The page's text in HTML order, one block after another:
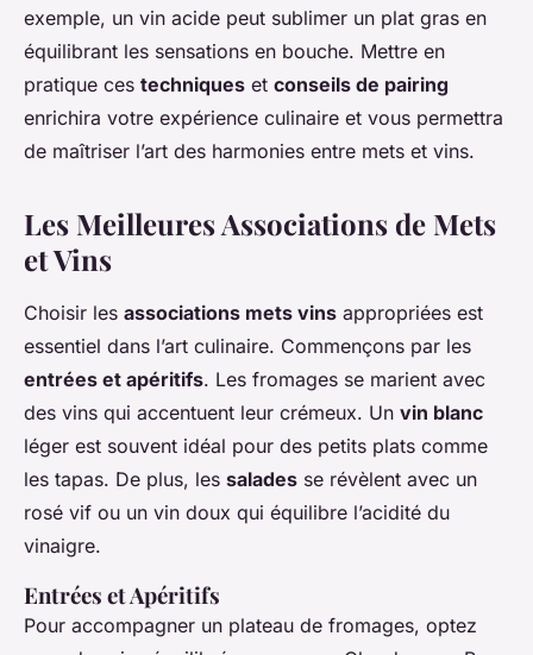
exemple, un vin acide peut sublimer un plat gras en
équilibrant les sensations en bouche. Mettre en
pratique ces techniques et conseils de pairing
enrichira votre expérience culinaire et vous permettra
de maîtriser l’art des harmonies entre mets et vins.
Les Meilleures Associations de Mets
et Vins
Choisir les associations mets vins appropriées est
essentiel dans l’art culinaire. Commençons par les
entrées et apéritifs. Les fromages se marient avec
des vins qui accentuent leur crémeux. Un vin blanc
léger est souvent idéal pour des petits plats comme
les tapas. De plus, les salades se révèlent avec un
rosé vif ou un vin doux qui équilibre l’acidité du
vinaigre.
Entrées et Apéritifs
Pour accompagner un plateau de fromages, optez